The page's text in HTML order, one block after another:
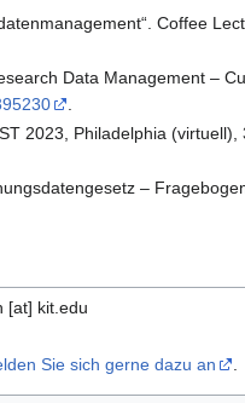
Coffee
Data Management –
.
2023, Philadelphia (virtuell),
–
[at] kit.edu
Sie sich gerne dazu an .